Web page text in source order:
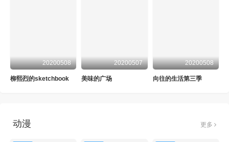
20200508
柳熙烈的sketchbook
20200507
美味的广场
20200508
向往的生活第三季
动漫 更多